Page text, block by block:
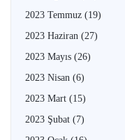
2023 Temmuz (19)
2023 Haziran (27)
2023 Mayıs (26)
2023 Nisan (6)
2023 Mart (15)
2023 Şubat (7)